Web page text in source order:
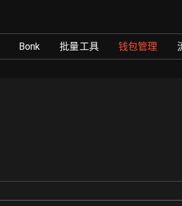
Bonk 批量工具 钱包管理